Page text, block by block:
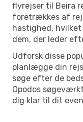
flyrejser til Beira
foretrækkes af
hastighed,
dem, der leder
Udforsk disse
planlægge din
søge efter de
Opodos
dig klar til dit